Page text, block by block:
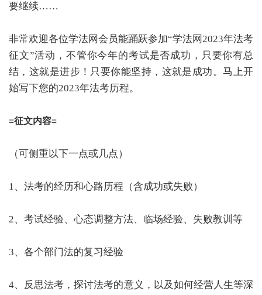
要继续……
非常欢迎各位学法网会员能踊跃参加“学法网2023年法考
征文”活动，不管你今年的考试是否成功，只要你有总
结，这就是进步！只要你能坚持，这就是成功。马上开
始写下您的2023年法考历程。
≡征文内容≡
（可侧重以下一点或几点）
1、法考的经历和心路历程（含成功或失败）
2、考试经验、心态调整方法、临场经验、失败教训等
3、各个部门法的复习经验
4、反思法考，探讨法考的意义，以及如何经营人生等深